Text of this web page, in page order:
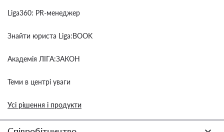
Liga360: PR-менеджер
Знайти юриста Liga:BOOK
Академія ЛІГА:ЗАКОН
Теми в центрі уваги
Усі рішення і продукти